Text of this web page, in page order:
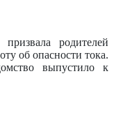
родителей
об опасности тока.
выпустило к